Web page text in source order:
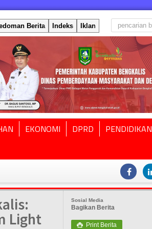
Berita Indeks Iklan
EKONOMI DPRD PENDIDIKAN
Sosial Media
Bagikan Berita
 Print Berita
Light